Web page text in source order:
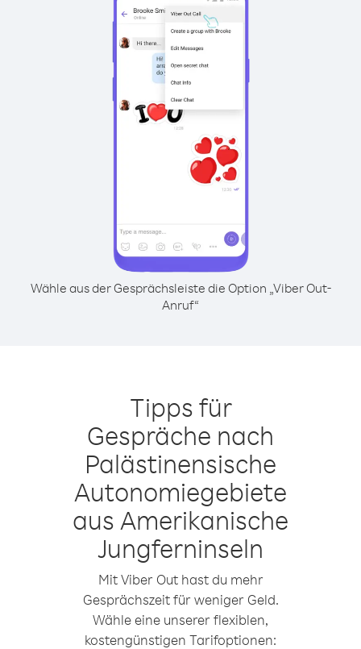
Wähle aus der Gesprächsleiste die Option „Viber Out-
Anruf“
Tipps für
Gespräche nach
Palästinensische
Autonomiegebiete
aus Amerikanische
Jungferninseln
Mit Viber Out hast du mehr
Gesprächszeit für weniger Geld.
Wähle eine unserer flexiblen,
kostengünstigen Tarifoptionen: